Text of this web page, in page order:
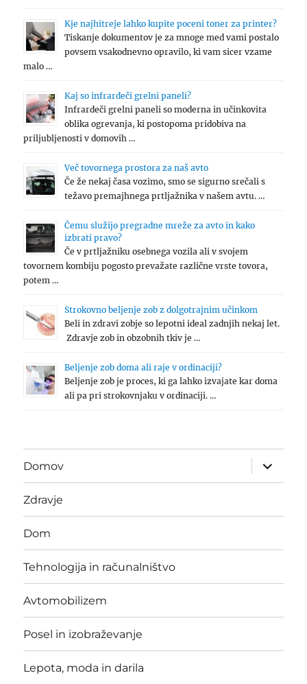
Kje najhitreje lahko kupite poceni toner za printer?
Tiskanje dokumentov je za mnoge med vami postalo
povsem vsakodnevno opravilo, ki vam sicer vzame
malo …
Kaj so infrardeči grelni paneli?
Infrardeči grelni paneli so moderna in učinkovita
oblika ogrevanja, ki postopoma pridobiva na
priljubljenosti v domovih …
Več tovornega prostora za naš avto
Če že nekaj časa vozimo, smo se sigurno srečali s
težavo premajhnega prtljažnika v našem avtu. …
Čemu služijo pregradne mreže za avto in kako
izbrati pravo?
Če v prtljažniku osebnega vozila ali v svojem
tovornem kombiju pogosto prevažate različne vrste tovora,
potem …
Strokovno beljenje zob z dolgotrajnim učinkom
Beli in zdravi zobje so lepotni ideal zadnjih nekaj let.
Zdravje zob in obzobnih tkiv je …
Beljenje zob doma ali raje v ordinaciji?
Beljenje zob je proces, ki ga lahko izvajate kar doma
ali pa pri strokovnjaku v ordinaciji. …
Domov
expand
child
menu
Zdravje
Dom
Tehnologija in računalništvo
Avtomobilizem
Posel in izobraževanje
Lepota, moda in darila